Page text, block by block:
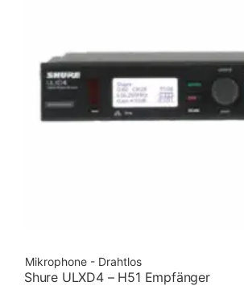
Mikrophone - Drahtlos
Shure ULXD4 – H51 Empfänger